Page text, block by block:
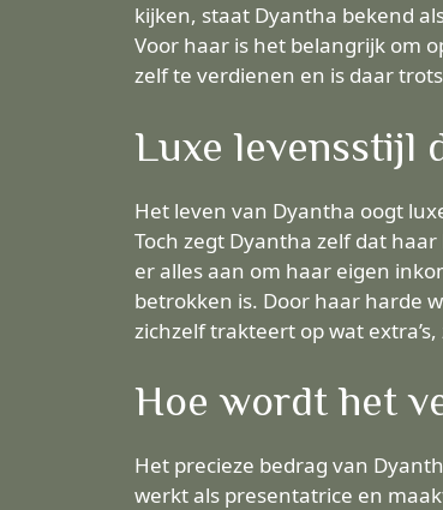
kijken, staat Dyantha bekend
Voor haar is het belangrijk om
zelf te verdienen en is daar
Luxe levensstijl
Het leven van Dyantha oogt
Toch zegt Dyantha zelf dat
er alles aan om haar eigen
betrokken is. Door haar harde
zichzelf trakteert op wat
Hoe wordt het
Het precieze bedrag van
werkt als presentatrice en